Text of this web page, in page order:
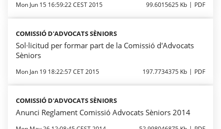
Mon Jun 15 16:59:22 CEST 2015 99.6015625 Kb PDF
COMISSIÓ D'ADVOCATS SÈNIORS
Sol·licitud per formar part de la Comissió d'Advocats
Sèniors
Mon Jan 19 18:22:57 CET 2015 197.7734375 Kb PDF
COMISSIÓ D'ADVOCATS SÈNIORS
Anunci Reglament Comissió Advocats Sèniors 2014